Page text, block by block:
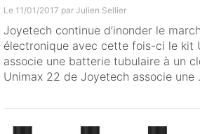
Le 11/01/2017 par Julien Sellier
Joyetech continue d’inonder le
électronique avec cette fois-ci le kit
associe une batterie tubulaire à un
Unimax 22 de Joyetech associe une